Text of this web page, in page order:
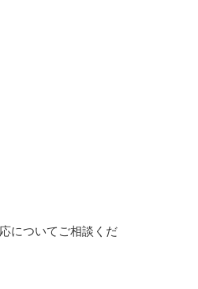
についてご相談くだ